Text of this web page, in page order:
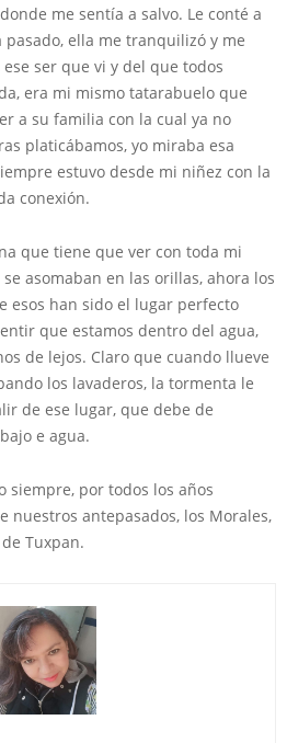
me sentía a salvo. Le conté a
ella me tranquilizó y me
ser que vi y del que todos
era mi mismo tatarabuelo que
a su familia con la cual ya no
platicábamos, yo miraba esa
estuvo desde mi niñez con la
conexión.
que tiene que ver con toda mi
asomaban en las orillas, ahora los
esos han sido el lugar perfecto
que estamos dentro del agua,
de lejos. Claro que cuando llueve
los lavaderos, la tormenta le
de ese lugar, que debe de
e agua.
siempre, por todos los años
nuestros antepasados, los Morales,
Tuxpan.